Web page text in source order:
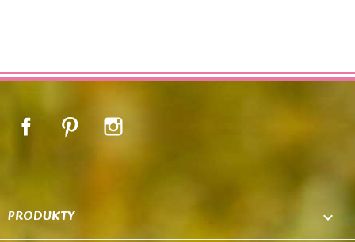
FacebookPinterest
PRODUKTY 